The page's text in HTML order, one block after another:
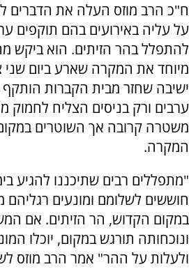
ח"כ הרב מוזס העלה את הדברים
על עליה באירועים בהם תוקפים
להתפלל בהר הזיתים. הוא ביקש
מיוחד את המקרה שארע ביום שני
ישיבה שחזר מבית הקברות הותקף
ערבים ורק בניסים הצליח לחמוק
משטרה קרובה אך השוטרים
המקרה.
"מתפללים רבים שתיכננו להגיע
חוששים לשלומם ומונעים
במקום הקדוש, הר הזיתים. אם
ונוכחותה תורגש במקום, יוכלו
ולעלות על ההר" אמר הרב מוזס